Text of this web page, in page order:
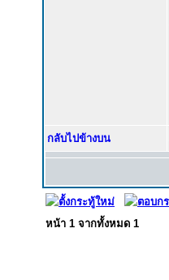
กลับไปข้างบน
หน้า 1 จากทั้งหมด 1